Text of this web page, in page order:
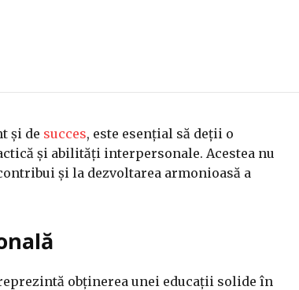
și de succes, este esențial să deții o
și abilități interpersonale. Acestea nu
și la dezvoltarea armonioasă a
obținerea unei educații solide în